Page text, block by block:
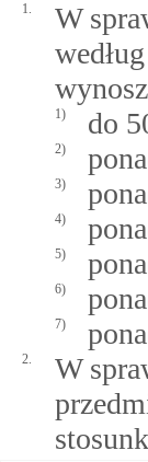
1.
W
1) do
2)
3)
4)
5)
6)
7)
2.
W